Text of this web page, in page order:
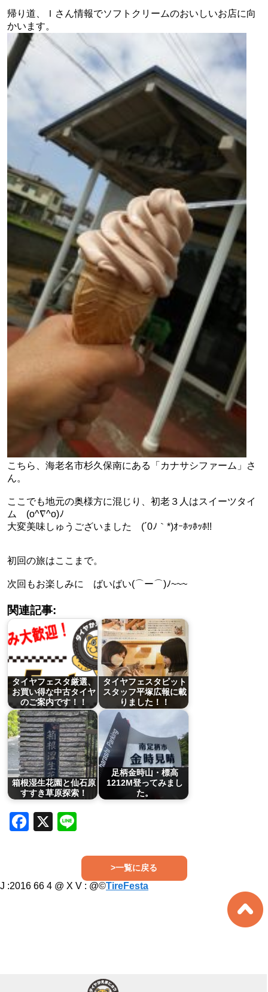
帰り道、Ｉさん情報でソフトクリームのおいしいお店に向
かいます。
こちら、海老名市杉久保南にある「カナサシファーム」さ
ん。
ここでも地元の奥様方に混じり、初老３人はスイーツタイ
ム (o^∇^o)ﾉ
大変美味しゅうございました (´0ﾉ｀*)ｵｰﾎｯﾎｯﾎ!!
初回の旅はここまで。
次回もお楽しみに ばいばい(⌒ー⌒)ﾉ~~~
関連記事:
タイヤフェスタ厳選、
お買い得な中古タイヤ
のご案内です！！
タイヤフェスタピット
スタッフ平塚広報に載
りました！！
箱根湿生花園と仙石原
すすき草原探索！
足柄金時山・標高
1212M登ってみまし
た。
Facebook
X
>一覧に戻る
J :2016 66 4 @ X V : @©TireFesta